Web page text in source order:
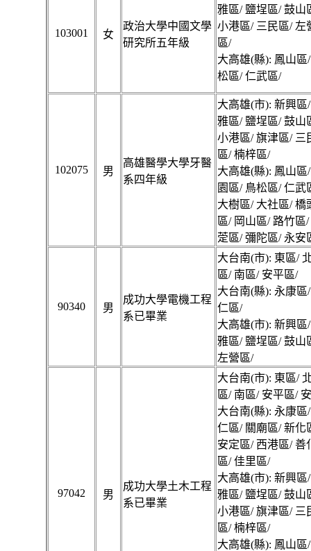
103001 女
政治大學中國文學
研究所五年級
雅區/ 鹽埕區/ 鼓山
小港區/ 三民區/ 左
區/
大高雄(縣): 鳳山區
松區/ 仁武區/
102075 男
高雄醫學大學牙醫
系四年級
大高雄(市): 新興區
雅區/ 鹽埕區/ 鼓山
小港區/ 旗津區/ 三
區/ 楠梓區/
大高雄(縣): 鳳山區
園區/ 鳥松區/ 仁武
大樹區/ 大社區/ 橋
區/ 岡山區/ 路竹區
萣區/ 彌陀區/ 永安
90340 男
成功大學電機工程
系已畢業
大台南(市): 東區/
區/ 南區/ 安平區/
大台南(縣): 永康區
仁區/
大高雄(市): 新興區
雅區/ 鹽埕區/ 鼓山
左營區/
97042 男
成功大學土木工程
系已畢業
大台南(市): 東區/
區/ 南區/ 安平區/
大台南(縣): 永康區
仁區/ 關廟區/ 新化
安定區/ 西港區/ 善
區/ 佳里區/
大高雄(市): 新興區
雅區/ 鹽埕區/ 鼓山
小港區/ 旗津區/ 三
區/ 楠梓區/
大高雄(縣): 鳳山區